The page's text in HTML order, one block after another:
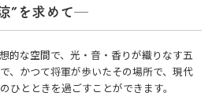
”を求めて─
的な空間で、光・音・香りが織りなす五
、かつて将軍が歩いたその場所で、現代
ひとときを過ごすことができます。